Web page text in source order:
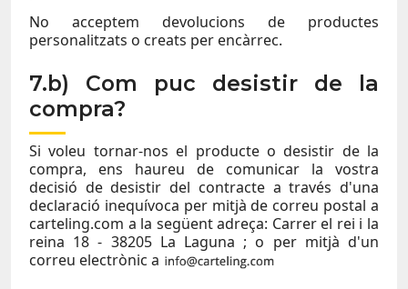
No acceptem devolucions de productes
personalitzats o creats per encàrrec.
7.b) Com puc desistir de la
compra?
Si voleu tornar-nos el producte o desistir de la
compra, ens haureu de comunicar la vostra
decisió de desistir del contracte a través d'una
declaració inequívoca per mitjà de correu postal a
carteling.com a la següent adreça: Carrer el rei i la
reina 18 - 38205 La Laguna ; o per mitjà d'un
correu electrònic a